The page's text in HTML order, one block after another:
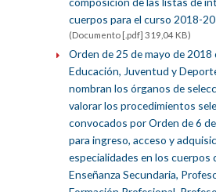
cuerpos para el curso 2018-
(Documento [.pdf] 319,04 KB)
Orden de 25 de mayo de 2018
Educación, Juventud y
nombran los órganos de
valorar los procedimientos
convocados por Orden de 6
para ingreso, acceso y
especialidades en los cuerpos
Enseñanza Secundaria,